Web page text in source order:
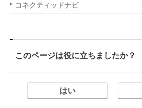
コネクティッドナビ
このページは役に立ちましたか？
はい